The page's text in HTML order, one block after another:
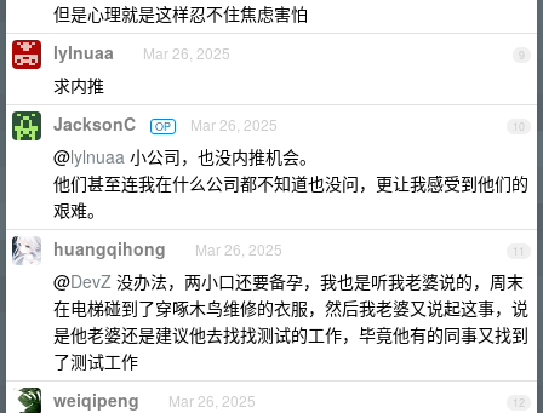
但是心理就是这样忍不住焦虑害怕
9
lylnuaa Mar 26, 2025
求内推
10
JacksonC OP Mar 26, 2025
@lylnuaa 小公司，也没内推机会。
他们甚至连我在什么公司都不知道也没问，更让我感受到他们的
艰难。
11
huangqihong Mar 26, 2025
@DevZ 没办法，两小口还要备孕，我也是听我老婆说的，周末
在电梯碰到了穿啄木鸟维修的衣服，然后我老婆又说起这事，说
是他老婆还是建议他去找找测试的工作，毕竟他有的同事又找到
了测试工作
12
weiqipeng Mar 26, 2025